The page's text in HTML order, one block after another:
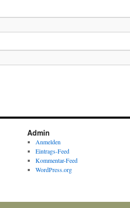
Admin
Anmelden
Eintrags-Feed
Kommentar-Feed
WordPress.org